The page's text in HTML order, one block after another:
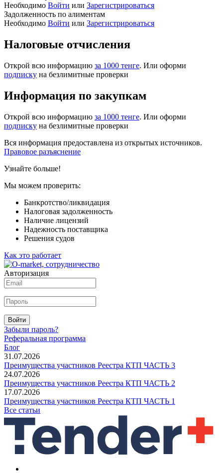
Необходимо Войти или Зарегистрироваться
Задолженность по алиментам
Необходимо Войти или Зарегистрироваться
Налоговые отчисления
Открой всю информацию за 1000 тенге. Или оформи
подписку на безлимитные проверки
Информация по закупкам
Открой всю информацию за 1000 тенге. Или оформи
подписку на безлимитные проверки
Вся информация предоставлена из открытых источников.
Правовое разъяснение
Узнайте больше!
Мы можем проверить:
Банкротство/ликвидация
Налоговая задолженность
Наличие лицензий
Надежность поставщика
Решения судов
Как это работает
Авторизация
Войти
Забыли пароль?
Реферальная программа
Блог
31.07.2026
Преимущества участников Реестра КТП ЧАСТЬ 3
24.07.2026
Преимущества участников Реестра КТП ЧАСТЬ 2
17.07.2026
Преимущества участников Реестра КТП ЧАСТЬ 1
Все статьи